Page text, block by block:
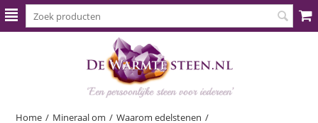
Home / Mineraal om / Waarom edelstenen /